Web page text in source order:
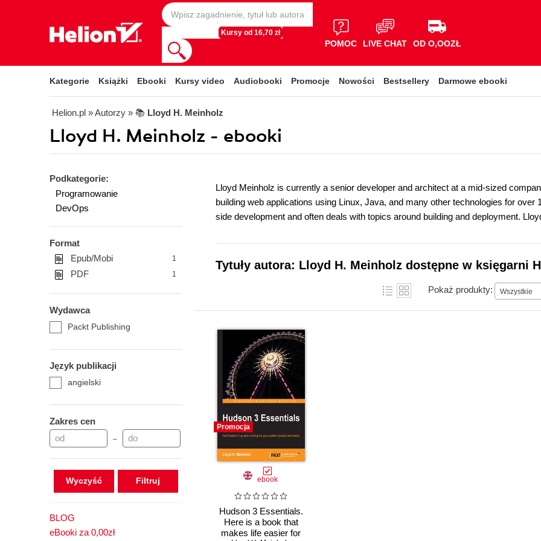
Kursy od 16,70 zł
POMOC LIVE CHAT OD O,OOZŁ
Kategorie Książki Ebooki Kursy video Audiobooki Promocje Nowości Bestsellery Darmowe ebooki
Helion.pl » Autorzy » 📚 Lloyd H. Meinholz
Lloyd H. Meinholz - ebooki
Podkategorie:
Programowanie
DevOps
Format
Epub/Mobi
1
PDF 1
Wydawca
Packt Publishing
Język publikacji
angielski
Zakres cen
–
Wyczyść
BLOG
eBooki za 0,00zł
Lloyd Meinholz is currently a senior developer and architect at a mid-sized
building web applications using Linux, Java, and many other technologies for
side development and often deals with topics around building and deployment.
Tytuły autora: Lloyd H. Meinholz dostępne w księgarni
Pokaż produkty: Wszystkie
Promocja
ebook
Hudson 3 Essentials.
Here is a book that
makes life easier for